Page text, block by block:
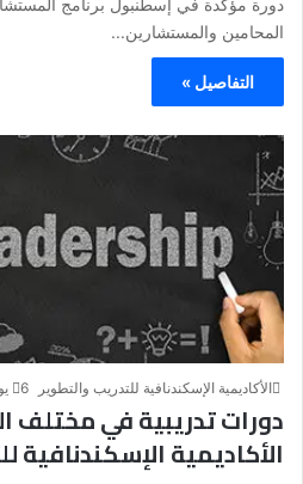
المحامين والمستشارين...
التفاصيل »
الأكاديمية الإسكندنافية للتدريب والتطوير 6 يوليو، 2026
دورات تدريبية في مختلف
الأكاديمية الإسكندنافية